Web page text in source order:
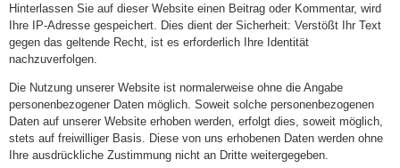
Hinterlassen Sie auf dieser Website einen Beitrag oder Kommentar, wird
Ihre IP-Adresse gespeichert. Dies dient der Sicherheit: Verstößt Ihr Text
gegen das geltende Recht, ist es erforderlich Ihre Identität
nachzuverfolgen.
Die Nutzung unserer Website ist normalerweise ohne die Angabe
personenbezogener Daten möglich. Soweit solche personenbezogenen
Daten auf unserer Website erhoben werden, erfolgt dies, soweit möglich,
stets auf freiwilliger Basis. Diese von uns erhobenen Daten werden ohne
Ihre ausdrückliche Zustimmung nicht an Dritte weitergegeben.